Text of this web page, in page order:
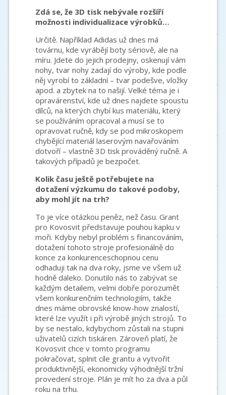
Zdá se, že 3D tisk nebývale rozšíří
možnosti individualizace výrobků…
Určitě. Například Adidas už dnes má
továrnu, kde vyrábějí boty sériově, ale na
míru. Jdete do jejich prodejny, oskenují vám
nohy, tvar nohy zadají do výroby, kde podle
něj vyrobí to základní – tvar podešve, vložky
apod. a zbytek na to našijí. Velké téma je i
opravárenství, kde už dnes najdete spoustu
dílců, na kterých chybí kus materiálu, který
se používáním opracoval a musí se to
opravovat ručně, kdy se pod mikroskopem
chybějící materiál laserovým navařováním
dotvoří – vlastně 3D tisk prováděný ručně. A
takových případů je bezpočet.
Kolik času ještě potřebujete na
dotažení výzkumu do takové podoby,
aby mohl jít na trh?
To je více otázkou peněz, než času. Grant
pro Kovosvit představuje pouhou kapku v
moři. Kdyby nebyl problém s financováním,
dotažení tohoto stroje profesionálně do
konce za konkurenceschopnou cenu
odhaduji tak na dva roky, jsme ve všem už
hodně daleko. Donutilo nás to zabývat se
každým detailem, velmi dobře porozumět
všem konkurenčním technologiím, takže
dnes máme obrovské know-how znalostí,
které lze využít i při výrobě jiných strojů. To
by se nestalo, kdybychom zůstali na stupni
uživatelů cizích tiskáren. Zároveň platí, že
Kovosvit chce v tomto programu
pokračovat, splnit cíle grantu a vytvořit
produktivnější, ekonomicky výhodnější tržní
provedení stroje. Plán je mít ho za dva a půl
roku na trhu.